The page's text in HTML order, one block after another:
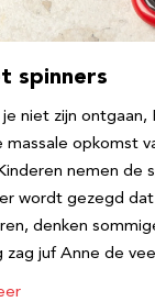
spinners
niet zijn ontgaan,
massale opkomst
nemen de
wordt gezegd
denken
zag juf Anne de